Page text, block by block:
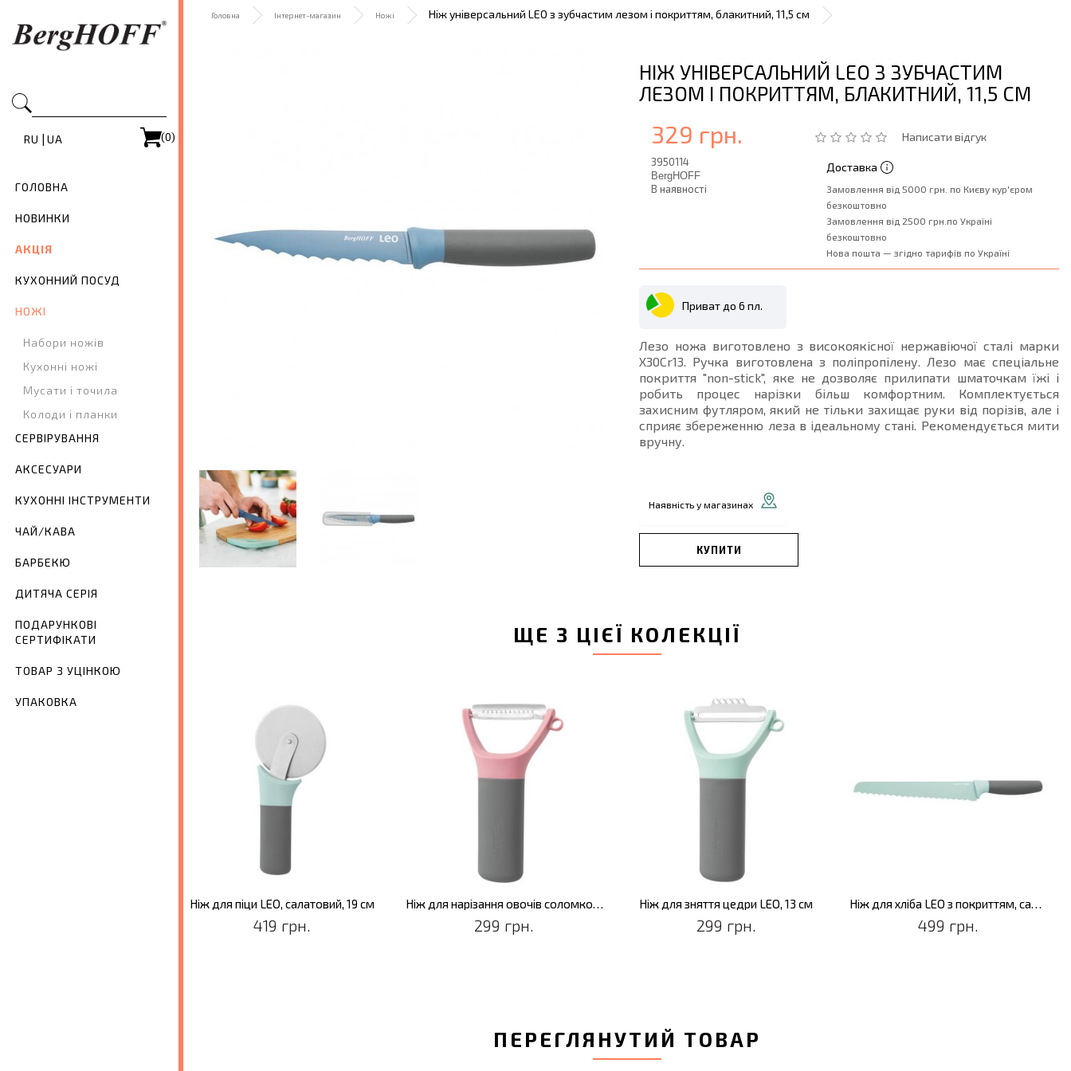
RU | UA (0)
ГОЛОВНА
НОВИНКИ
АКЦІЯ
КУХОННИЙ ПОСУД
НОЖІ
Набори ножів
Кухонні ножі
Мусати і точила
Колоди і планки
СЕРВІРУВАННЯ
АКСЕСУАРИ
КУХОННІ ІНСТРУМЕНТИ
ЧАЙ/КАВА
БАРБЕКЮ
ДИТЯЧА СЕРІЯ
ПОДАРУНКОВІ
СЕРТИФІКАТИ
ТОВАР З УЦІНКОЮ
УПАКОВКА
Головна Інтернет-магазин Ножі Ніж універсальний LEO з зубчастим лезом і покриттям, блакитний, 11,5 см
НІЖ УНІВЕРСАЛЬНИЙ LEO З ЗУБЧАСТИМ
ЛЕЗОМ І ПОКРИТТЯМ, БЛАКИТНИЙ, 11,5 СМ
Написати відгук
329 грн.
3950114
BergHOFF
В наявності
Доставка
Замовлення від 5000 грн. по Києву кур'єром
безкоштовно
Замовлення від 2500 грн.по Україні
безкоштовно
Нова пошта — згідно тарифів по Україні
Приват до 6 пл.
Лезо ножа виготовлено з високоякісної нержавіючої сталі марки
Х30Cr13. Ручка виготовлена з поліпропілену. Лезо має спеціальне
покриття "non-stick", яке не дозволяє прилипати шматочкам їжі і
робить процес нарізки більш комфортним. Комплектується
захисним футляром, який не тільки захищає руки від порізів, але і
сприяє збереженню леза в ідеальному стані. Рекомендується мити
вручну.
Наявність у магазинах
КУПИТИ
ЩЕ З ЦІЄЇ КОЛЕКЦІЇ
Ніж для піци LEO, салатовий, 19 см
419 грн. 299 грн.
Ніж для зняття цедри LEO, 13 см
299 грн. 499 грн.
ПЕРЕГЛЯНУТИЙ ТОВАР